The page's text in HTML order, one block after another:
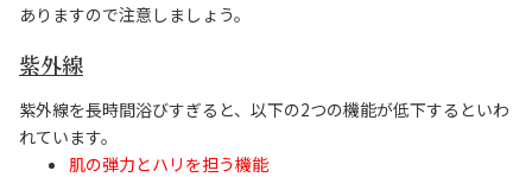
ありますので注意しましょう。
紫外線
紫外線を長時間浴びすぎると、以下の2つの機能が低下するといわ
れています。
肌の弾力とハリを担う機能